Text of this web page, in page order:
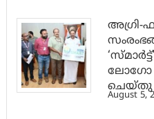
ലോഗോ
ചെയ്തു
August 5,